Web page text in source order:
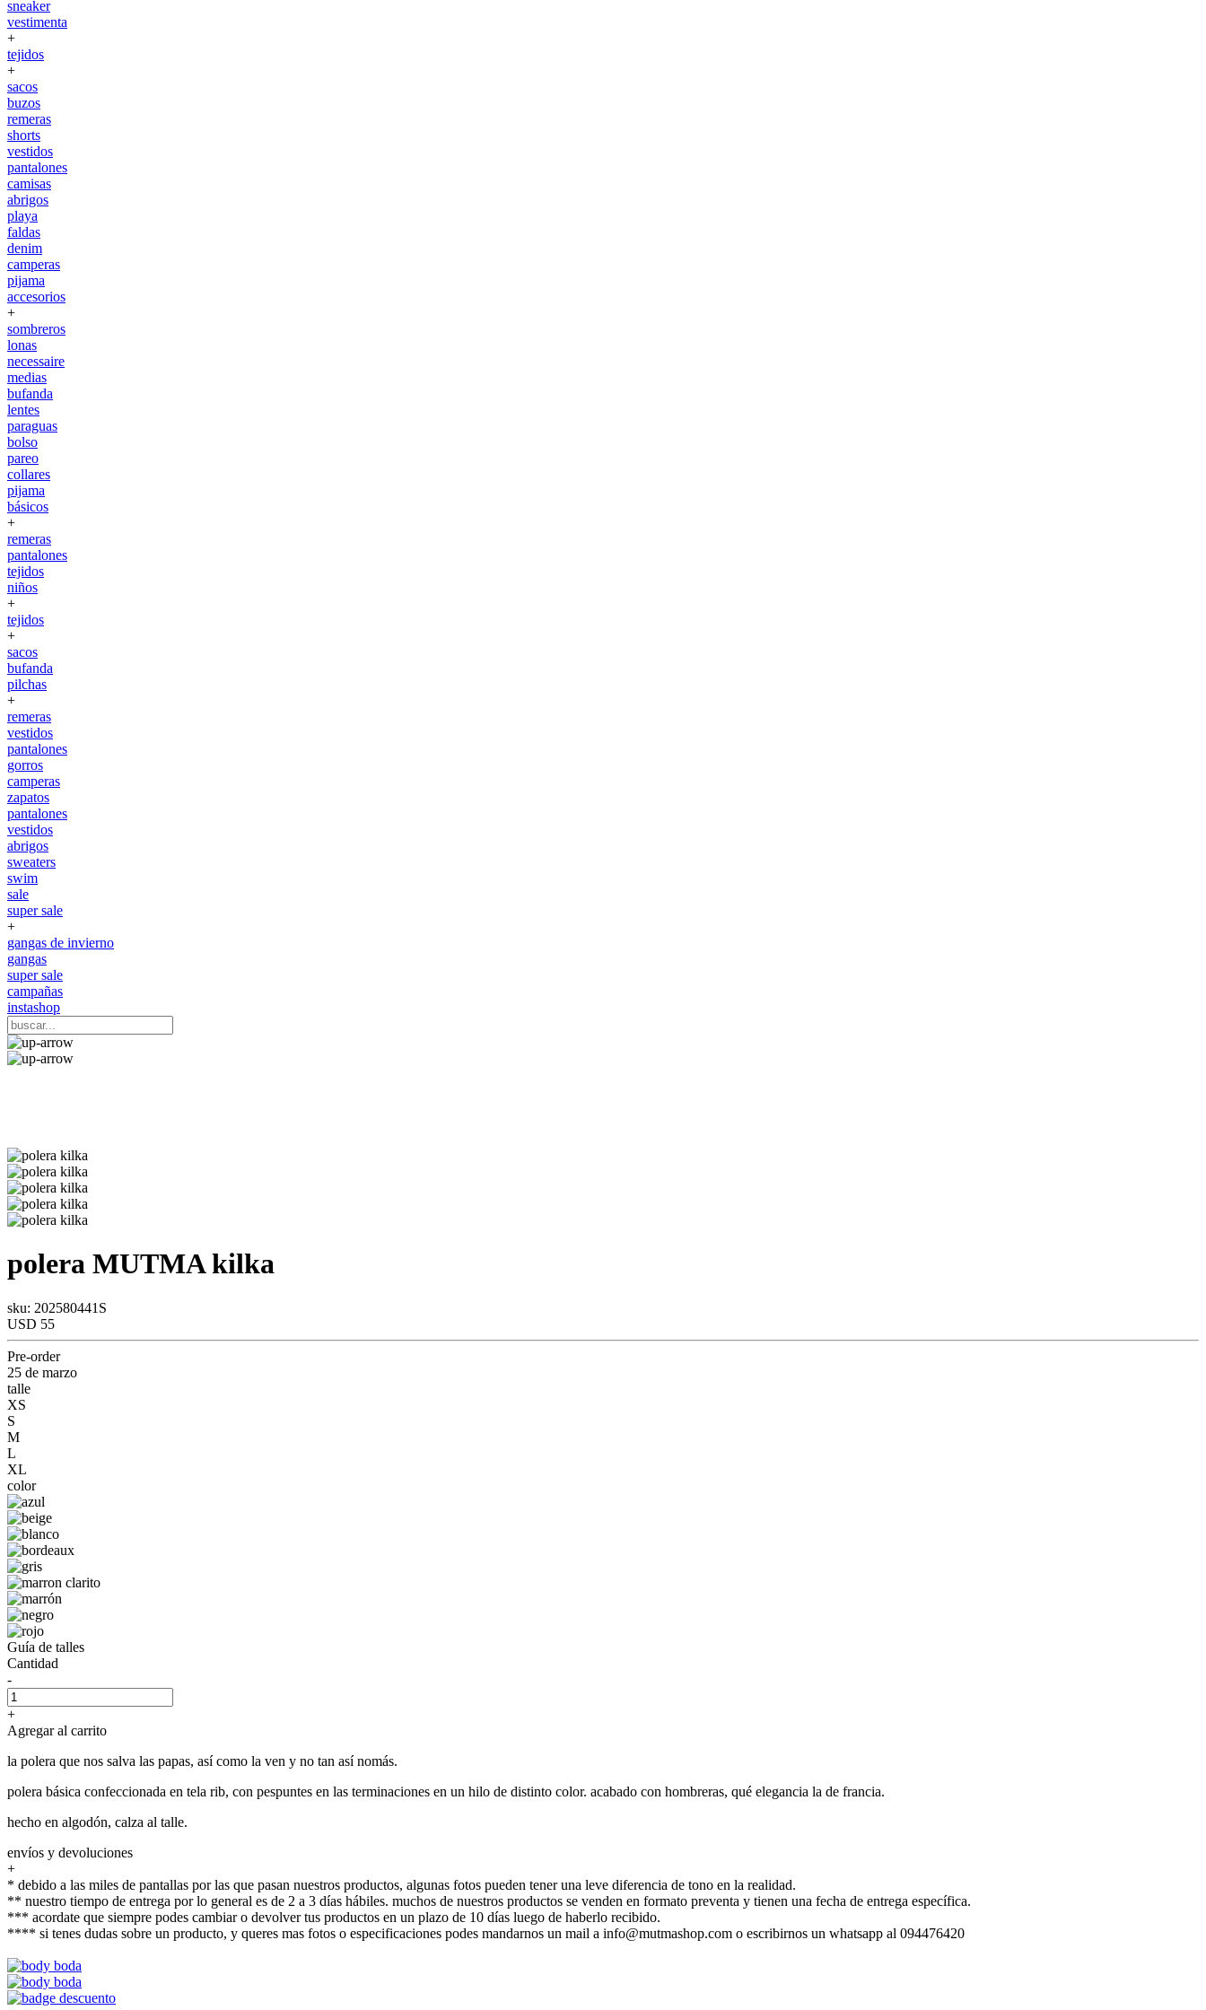
sneaker
vestimenta
+
tejidos
+
sacos
buzos
remeras
shorts
vestidos
pantalones
camisas
abrigos
playa
faldas
denim
camperas
pijama
accesorios
+
sombreros
lonas
necessaire
medias
bufanda
lentes
paraguas
bolso
pareo
collares
pijama
básicos
+
remeras
pantalones
tejidos
niños
+
tejidos
+
sacos
bufanda
pilchas
+
remeras
vestidos
pantalones
gorros
camperas
zapatos
pantalones
vestidos
abrigos
sweaters
swim
sale
super sale
+
gangas de invierno
gangas
super sale
campañas
instashop
polera MUTMAkilka
sku: 202580441S
USD 55
Pre-order
25 de marzo
talle
XS
S
M
L
XL
color
Guía de talles
Cantidad
-
+
Agregar al carrito
la polera que nos salva las papas, así como la ven y no tan así nomás.
polera básica confeccionada en tela rib, con pespuntes en las terminaciones en un hilo de distinto color. acabado con hombreras, qué elegancia la de francia.
hecho en algodón, calza al talle.
envíos y devoluciones
+
* debido a las miles de pantallas por las que pasan nuestros productos, algunas fotos pueden tener una leve diferencia de tono en la realidad.
** nuestro tiempo de entrega por lo general es de 2 a 3 días hábiles. muchos de nuestros productos se venden en formato preventa y tienen una fecha de entrega específica.
*** acordate que siempre podes cambiar o devolver tus productos en un plazo de 10 días luego de haberlo recibido.
**** si tenes dudas sobre un producto, y queres mas fotos o especificaciones podes mandarnos un mail a info@mutmashop.com o escribirnos un whatsapp al 094476420